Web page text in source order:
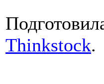
Thinkstock.